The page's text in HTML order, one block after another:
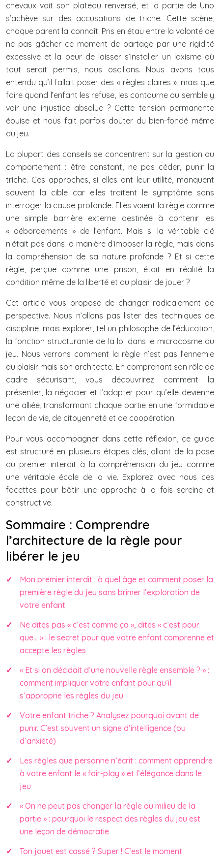
chevaux voit son plateau renversé, et la partie de Uno
s’achève sur des accusations de triche. Cette scène,
chaque parent la connaît. Pris en étau entre la volonté de
ne pas gâcher ce moment de partage par une rigidité
excessive et la peur de laisser s’installer un laxisme où
tout serait permis, nous oscillons. Nous avons tous
entendu qu’il fallait poser des « règles claires », mais que
faire quand l’enfant les refuse, les contourne ou semble y
voir une injustice absolue ? Cette tension permanente
épuise et nous fait parfois douter du bien-fondé même
du jeu.
La plupart des conseils se concentrent sur la gestion du
comportement : être constant, ne pas céder, punir la
triche. Ces approches, si elles ont leur utilité, manquent
souvent la cible car elles traitent le symptôme sans
interroger la cause profonde. Elles voient la règle comme
une simple barrière externe destinée à contenir les
« débordements » de l’enfant. Mais si la véritable clé
n’était pas dans la manière d’imposer la règle, mais dans
la compréhension de sa nature profonde ? Et si cette
règle, perçue comme une prison, était en réalité la
condition même de la liberté et du plaisir de jouer ?
Cet article vous propose de changer radicalement de
perspective. Nous n’allons pas lister des techniques de
discipline, mais explorer, tel un philosophe de l’éducation,
la fonction structurante de la loi dans le microcosme du
jeu. Nous verrons comment la règle n’est pas l’ennemie
du plaisir mais son architecte. En comprenant son rôle de
cadre sécurisant, vous découvrirez comment la
présenter, la négocier et l’adapter pour qu’elle devienne
une alliée, transformant chaque partie en une formidable
leçon de vie, de citoyenneté et de coopération.
Pour vous accompagner dans cette réflexion, ce guide
est structuré en plusieurs étapes clés, allant de la pose
du premier interdit à la compréhension du jeu comme
une véritable école de la vie. Explorez avec nous ces
facettes pour bâtir une approche à la fois sereine et
constructive.
Sommaire : Comprendre
l’architecture de la règle pour
libérer le jeu
Mon premier interdit : à quel âge et comment poser la
première règle du jeu sans brimer l’exploration de
votre enfant
Ne dites pas « c’est comme ça », dites « c’est pour
que… » : le secret pour que votre enfant comprenne et
accepte les règles
« Et si on décidait d’une nouvelle règle ensemble ? » :
comment impliquer votre enfant pour qu’il
s’approprie les règles du jeu
Votre enfant triche ? Analysez pourquoi avant de
punir. C’est souvent un signe d’intelligence (ou
d’anxiété)
Les règles que personne n’écrit : comment apprendre
à votre enfant le « fair-play » et l’élégance dans le
jeu
« On ne peut pas changer la règle au milieu de la
partie » : pourquoi le respect des règles du jeu est
une leçon de démocratie
Ton jouet est cassé ? Super ! C’est le moment